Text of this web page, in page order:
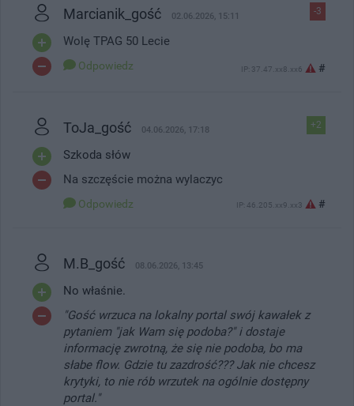
-3
Marcianik_gość 02.06.2026, 15:11
Wolę TPAG 50 Lecie
Odpowiedz IP: 37.47.xx8.xx6 #
+2
ToJa_gość 04.06.2026, 17:18
Szkoda słów
Na szczęście można wylaczyc
Odpowiedz IP: 46.205.xx9.xx3 #
M.B_gość 08.06.2026, 13:45
No właśnie.
"Gość wrzuca na lokalny portal swój kawałek z
pytaniem "jak Wam się podoba?" i dostaje
informację zwrotną, że się nie podoba, bo ma
słabe flow. Gdzie tu zazdrość??? Jak nie chcesz
krytyki, to nie rób wrzutek na ogólnie dostępny
portal."